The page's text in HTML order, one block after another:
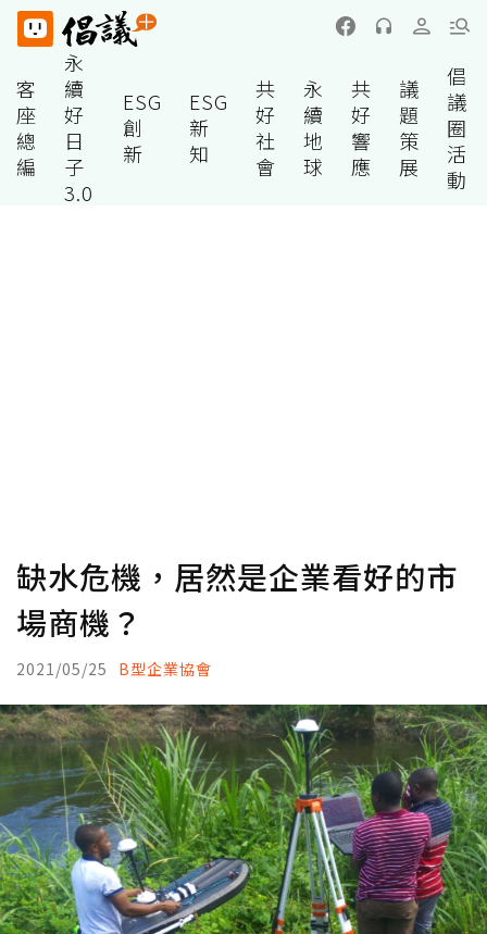
客
座
總
編
永
續
好
日
子
3.0
ESG
創
新
ESG
新
知
共
好
社
會
永
續
地
球
共
好
響
應
議
題
策
展
倡
議
圈
活
動
缺水危機，居然是企業看好的市
場商機？
2021/05/25 B型企業協會